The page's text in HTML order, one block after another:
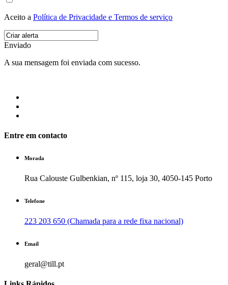
Aceito a Política de Privacidade e Termos de serviço
Enviado
A sua mensagem foi enviada com sucesso.
Entre em contacto
Morada
Rua Calouste Gulbenkian, nº 115, loja 30, 4050-145 Porto
Telefone
223 203 650 (Chamada para a rede fixa nacional)
Email
geral@till.pt